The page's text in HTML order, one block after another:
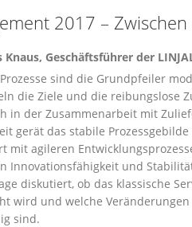
2017 –
Knaus, Geschäftsführer der
sind die Grundpfeiler
die Ziele und die reibungslose
in der Zusammenarbeit mit
gerät das stabile
mit agileren
Innovationsfähigkeit und
diskutiert, ob das klassische
wird und welche
sind.